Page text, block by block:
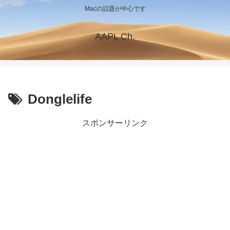
Macの話題が中心です
AAPL Ch.
Donglelife
スポンサーリンク